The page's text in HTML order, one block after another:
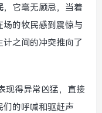
，它毫无顾忌，当着
场的牧民感到震惊与
之间的冲突推向了
现得异常凶猛，直接
们的呼喊和驱赶声